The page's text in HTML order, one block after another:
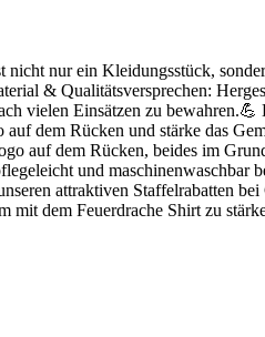
nicht nur ein Kleidungsstück,
& Qualitätsversprechen:
vielen Einsätzen zu bewahren.💪
dem Rücken und stärke das
auf dem Rücken, beides im
und maschinenwaschbar
attraktiven Staffelrabatten bei
mit dem Feuerdrache Shirt zu